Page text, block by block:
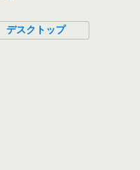
デスクトップ